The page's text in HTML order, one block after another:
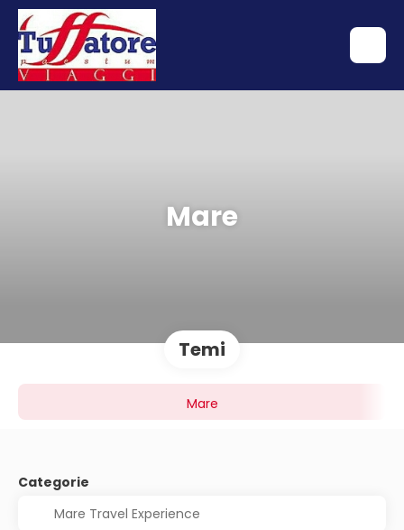
Mare
Temi
Mare
Categorie